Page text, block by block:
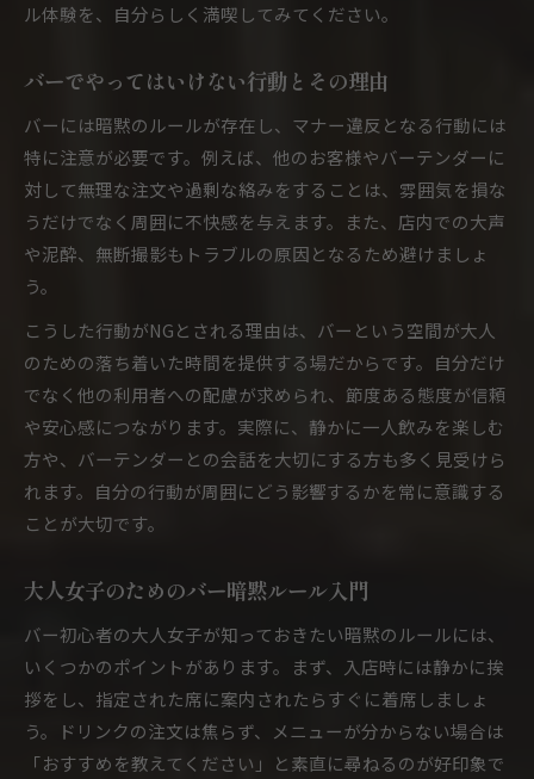
ル体験を、自分らしく満喫してみてください。
バーでやってはいけない行動とその理由
バーには暗黙のルールが存在し、マナー違反となる行動には
特に注意が必要です。例えば、他のお客様やバーテンダーに
対して無理な注文や過剰な絡みをすることは、雰囲気を損な
うだけでなく周囲に不快感を与えます。また、店内での大声
や泥酔、無断撮影もトラブルの原因となるため避けましょ
う。
こうした行動がNGとされる理由は、バーという空間が大人
のための落ち着いた時間を提供する場だからです。自分だけ
でなく他の利用者への配慮が求められ、節度ある態度が信頼
や安心感につながります。実際に、静かに一人飲みを楽しむ
方や、バーテンダーとの会話を大切にする方も多く見受けら
れます。自分の行動が周囲にどう影響するかを常に意識する
ことが大切です。
大人女子のためのバー暗黙ルール入門
バー初心者の大人女子が知っておきたい暗黙のルールには、
いくつかのポイントがあります。まず、入店時には静かに挨
拶をし、指定された席に案内されたらすぐに着席しましょ
う。ドリンクの注文は焦らず、メニューが分からない場合は
「おすすめを教えてください」と素直に尋ねるのが好印象で